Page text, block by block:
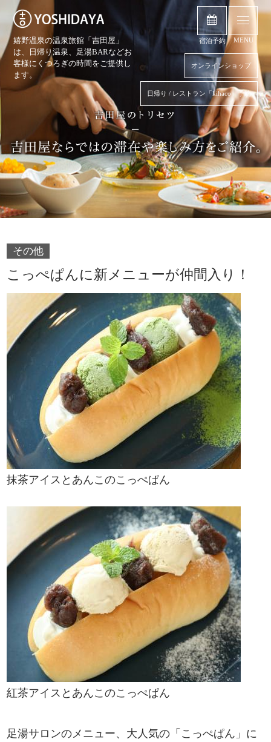
嬉野温泉の温泉旅館「吉田屋」
は、日帰り温泉、 足湯BARなどお
客様にくつろぎの時間をご提供し
ます。
オンラインショップ
日帰り / レストラン「kihaco」予約
宿泊予約 MENU
その他
こっぺぱんに新メニューが仲間入り！
抹茶アイスとあんこのこっぺぱん
紅茶アイスとあんこのこっぺぱん
足湯サロンのメニュー、大人気の「こっぺぱん」に